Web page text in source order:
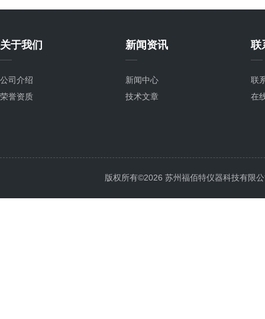
关于我们
公司介绍
荣誉资质
新闻资讯
新闻中心
技术文章
联
联
在
版权所有©2026 苏州福佰特仪器科技有限